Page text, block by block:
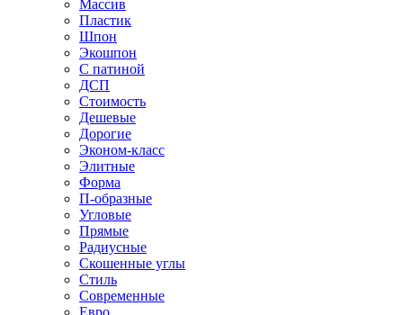
Массив
Пластик
Шпон
Экошпон
С патиной
ДСП
Стоимость
Дешевые
Дорогие
Эконом-класс
Элитные
Форма
П-образные
Угловые
Прямые
Радиусные
Скошенные углы
Стиль
Современные
Евро